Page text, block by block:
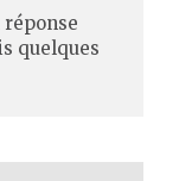
réponse
quelques